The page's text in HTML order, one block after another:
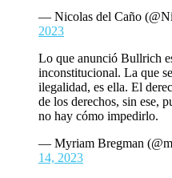
— Nicolas del Caño
2023
Lo que anunció Bullrich
inconstitucional. La que
ilegalidad, es ella. El
de los derechos, sin ese,
no hay cómo impedirlo.
— Myriam Bregman
14, 2023